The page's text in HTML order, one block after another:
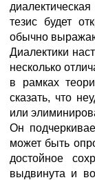
тезис будет
обычно
Диалектики
несколько
в рамках
сказать, что
или
Он
может быть
достойное
выдвинута и